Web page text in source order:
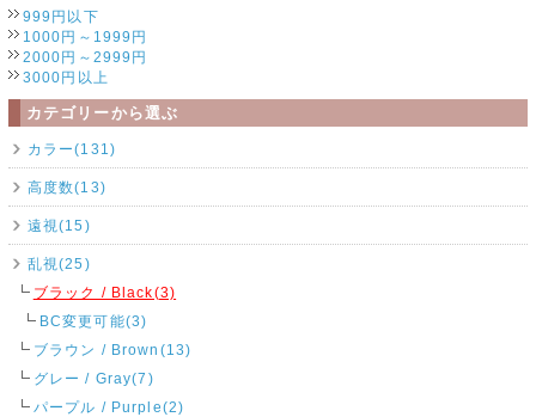
999円以下
1000円～1999円
2000円～2999円
3000円以上
カテゴリーから選ぶ
カラー(131)
高度数(13)
遠視(15)
乱視(25)
ブラック / Black(3)
BC変更可能(3)
ブラウン / Brown(13)
グレー / Gray(7)
パープル / Purple(2)